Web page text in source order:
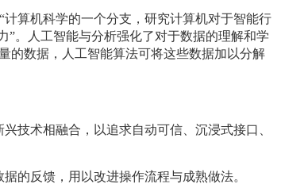
计算机科学的一个分支，研究计算机对于智能行
”。人工智能与分析强化了对于数据的理解和学
的数据，人工智能算法可将这些数据加以分解
技术相融合，以追求自动可信、沉浸式接口、
的反馈，用以改进操作流程与成熟做法。